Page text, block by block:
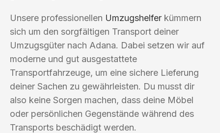
Unsere professionellen Umzugshelfer kümmern
sich um den sorgfältigen Transport deiner
Umzugsgüter nach Adana. Dabei setzen wir auf
moderne und gut ausgestattete
Transportfahrzeuge, um eine sichere Lieferung
deiner Sachen zu gewährleisten. Du musst dir
also keine Sorgen machen, dass deine Möbel
oder persönlichen Gegenstände während des
Transports beschädigt werden.